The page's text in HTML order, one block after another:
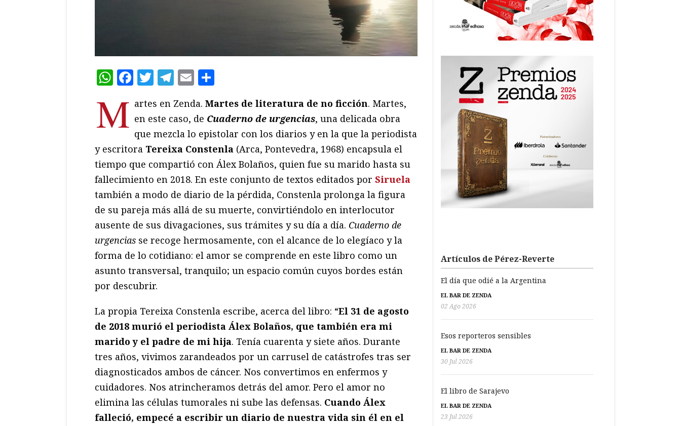
WhatsApp
Facebook
Twitter
Telegram
Email
M artes en Zenda. Martes de literatura de no ficción. Martes,
en este caso, de Cuaderno de urgencias, una delicada obra
que mezcla lo epistolar con los diarios y en la que la periodista
y escritora Tereixa Constenla (Arca, Pontevedra, 1968) encapsula el
tiempo que compartió con Álex Bolaños, quien fue su marido hasta su
fallecimiento en 2018. En este conjunto de textos editados por Siruela
también a modo de diario de la pérdida, Constenla prolonga la figura
de su pareja más allá de su muerte, convirtiéndolo en interlocutor
ausente de sus divagaciones, sus trámites y su día a día. Cuaderno de
urgencias se recoge hermosamente, con el alcance de lo elegíaco y la
forma de lo cotidiano: el amor se comprende en este libro como un
asunto transversal, tranquilo; un espacio común cuyos bordes están
por descubrir.
La propia Tereixa Constenla escribe, acerca del libro: “El 31 de agosto
de 2018 murió el periodista Álex Bolaños, que también era mi
marido y el padre de mi hija. Tenía cuarenta y siete años. Durante
tres años, vivimos zarandeados por un carrusel de catástrofes tras ser
diagnosticados ambos de cáncer. Nos convertimos en enfermos y
cuidadores. Nos atrincheramos detrás del amor. Pero el amor no
elimina las células tumorales ni sube las defensas. Cuando Álex
falleció, empecé a escribir un diario de nuestra vida sin él en el
Artículos de Pérez-Reverte
El día que odié a la Argentina
EL BAR DE ZENDA
02 Ago 2026
Esos reporteros sensibles
EL BAR DE ZENDA
30 Jul 2026
El libro de Sarajevo
EL BAR DE ZENDA
23 Jul 2026